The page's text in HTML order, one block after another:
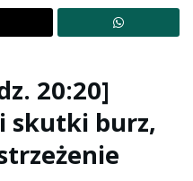
20:20]
skutki burz,